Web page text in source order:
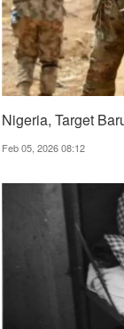
Nigeria, Target
Feb 05, 2026 08:12